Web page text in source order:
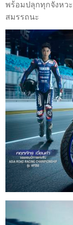
พร้อมปลุกทุกจังหว
สมรรถนะ